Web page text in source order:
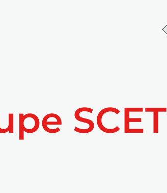
SCET